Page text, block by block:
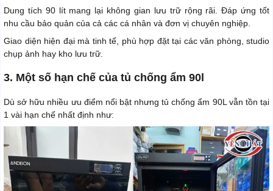
Dung tích 90 lít mang lại không gian lưu trữ rộng rãi. Đáp ứng tốt
nhu cầu bảo quản của cả các cá nhân và đơn vị chuyên nghiệp.
Giao diện hiện đại mà tinh tế, phù hợp đặt tại các văn phòng, studio
chụp ảnh hay kho lưu trữ.
3. Một số hạn chế của tủ chống ẩm 90l
Dù sở hữu nhiều ưu điểm nổi bật nhưng tủ chống ẩm 90L vẫn tồn tại
1 vài hạn chế nhất định như: